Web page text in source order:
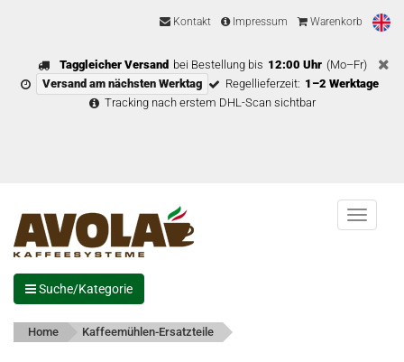
Kontakt Impressum Warenkorb
Taggleicher Versand bei Bestellung bis 12:00 Uhr (Mo–Fr)
Versand am nächsten Werktag
Regellieferzeit: 1–2 Werktage
Tracking nach erstem DHL-Scan sichtbar
Menu
Suche/Kategorie
Home Kaffeemühlen-Ersatzteile